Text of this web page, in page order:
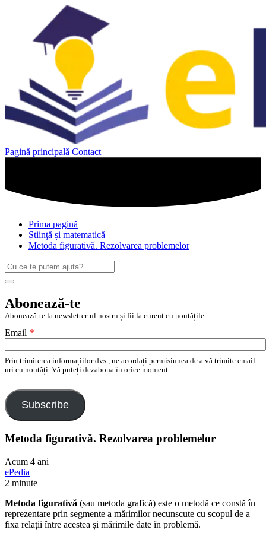
Pagină principală Contact
Prima pagină
Știinţă și matematică
Metoda figurativă. Rezolvarea problemelor
Caută
după:
Search
Abonează-te
Abonează-te la newsletter-ul nostru și fii la curent cu noutățile
Email *
Prin trimiterea informațiilor dvs., ne acordați permisiunea de a vă trimite email-
uri cu noutăți. Vă puteți dezabona în orice moment.
Subscribe
Metoda figurativă. Rezolvarea problemelor
Acum 4 ani
ePedia
2 minute
Metoda figurativă (sau metoda grafică) este o metodă ce constă în
reprezentare prin segmente a mărimilor necunscute cu scopul de a
fixa relații între acestea și mărimile date în problemă.